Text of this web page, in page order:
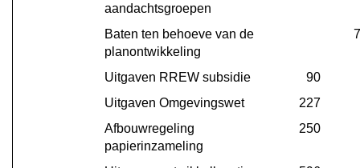
aandachtsgroepen
Baten ten behoeve van de
planontwikkeling
Uitgaven RREW subsidie
90
Uitgaven Omgevingswet
227
Afbouwregeling
papierinzameling
250